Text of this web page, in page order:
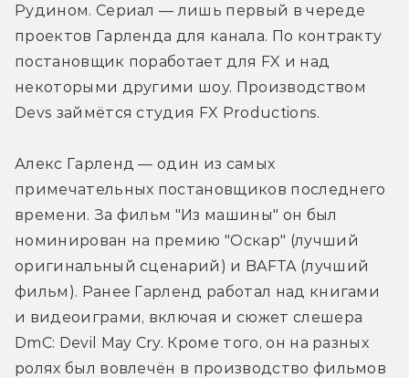
Рудином. Сериал — лишь первый в череде
проектов Гарленда для канала. По контракту
постановщик поработает для FX и над
некоторыми другими шоу. Производством
Devs займётся студия FX Productions.
Алекс Гарленд — один из самых
примечательных постановщиков последнего
времени. За фильм "Из машины" он был
номинирован на премию "Оскар" (лучший
оригинальный сценарий) и BAFTA (лучший
фильм). Ранее Гарленд работал над книгами
и видеоиграми, включая и сюжет слешера
DmC: Devil May Cry. Кроме того, он на разных
ролях был вовлечён в производство фильмов